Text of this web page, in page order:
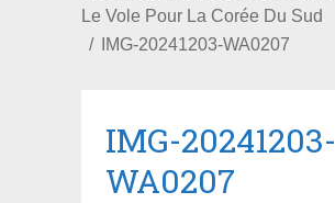
Le Vole Pour La Corée Du Sud
IMG-20241203-WA0207
IMG-20241203-
WA0207